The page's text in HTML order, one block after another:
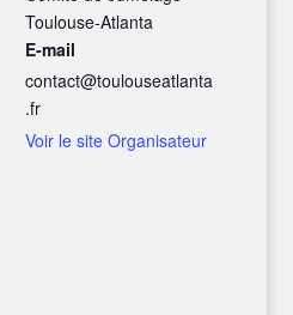
Toulouse-Atlanta
E-mail
contact@toulouseatlanta
.fr
Voir le site Organisateur